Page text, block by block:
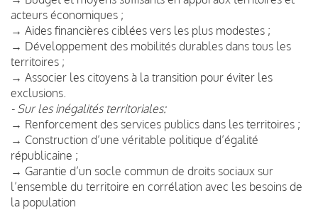
acteurs économiques ;
→ Aides financières ciblées vers les plus modestes ;
→ Développement des mobilités durables dans tous les
territoires ;
→ Associer les citoyens à la transition pour éviter les
exclusions.
- Sur les inégalités territoriales:
→ Renforcement des services publics dans les territoires ;
→ Construction d’une véritable politique d’égalité
républicaine ;
→ Garantie d’un socle commun de droits sociaux sur
l’ensemble du territoire en corrélation avec les besoins de
la population